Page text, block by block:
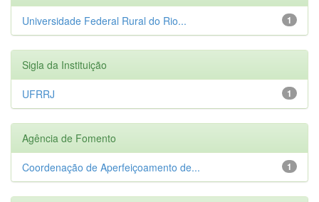
1
Universidade Federal Rural do Rio...
Sigla da Instituição
1
UFRRJ
Agência de Fomento
1
Coordenação de Aperfeiçoamento de...